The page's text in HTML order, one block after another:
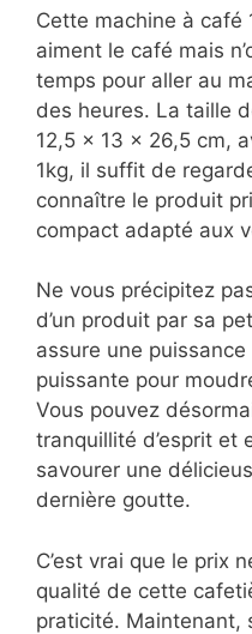
Cette machine à café
aiment le café mais
temps pour aller au
des heures. La taille
12,5 x 13 x 26,5 cm,
1kg, il suffit de
connaître le produit
compact adapté aux
Ne vous précipitez
d’un produit par sa
assure une
puissante pour
Vous pouvez
tranquillité d’esprit et
savourer une
dernière goutte.
C’est vrai que le prix
qualité de cette
praticité. Maintenant,